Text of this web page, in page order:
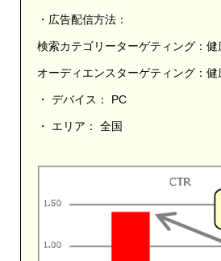
・広告配信方法：
検索カテゴリーターゲティング：健
オーディエンスターゲティング：
・ デバイス： PC
・ エリア： 全国